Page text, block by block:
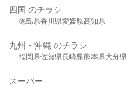
四国 のチラシ
徳島県香川県愛媛県高知県
九州・沖縄 のチラシ
福岡県佐賀県長崎県熊本県大分県
スーパー